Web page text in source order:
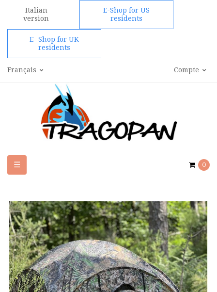
Italian
version
E-Shop for US
residents
E- Shop for UK
residents
Compte
Français
0
Basculer
☰